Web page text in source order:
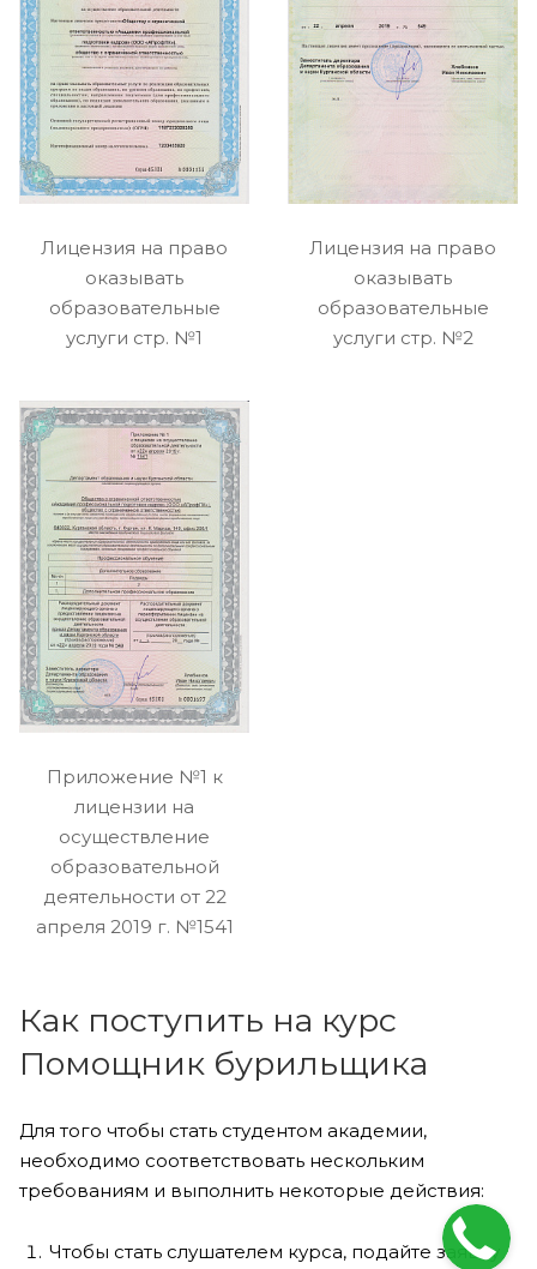
Лицензия на право
оказывать
образовательные
услуги стр. №1
Лицензия на право
оказывать
образовательные
услуги стр. №2
Приложение №1 к
лицензии на
осуществление
образовательной
деятельности от 22
апреля 2019 г. №1541
Как поступить на курс
Помощник бурильщика
Для того чтобы стать студентом академии,
необходимо соответствовать нескольким
требованиям и выполнить некоторые действия:
Чтобы стать слушателем курса, подайте заявку